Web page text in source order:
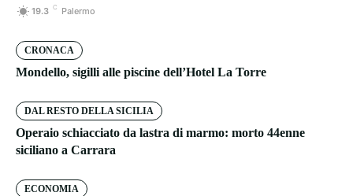
19.3 C Palermo
CRONACA
Mondello, sigilli alle piscine dell’Hotel La Torre
DAL RESTO DELLA SICILIA
Operaio schiacciato da lastra di marmo: morto 44enne
siciliano a Carrara
ECONOMIA